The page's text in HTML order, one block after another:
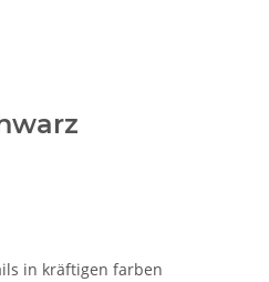
in kräftigen farben